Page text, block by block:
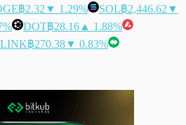
฿2.32 ▼ 1.29% SOL฿2,446.62 ▼
DOT฿28.16 ▲ 1.88%
LINK฿270.38▼ 0.83%